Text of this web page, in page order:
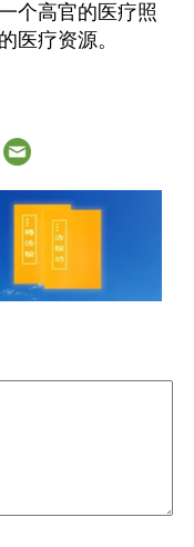
个高官的医疗照
医疗资源。